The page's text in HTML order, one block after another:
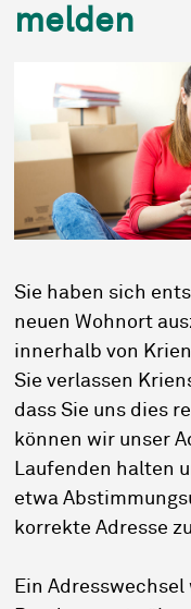
melden
Sie haben sich
neuen Wohnort
innerhalb von
Sie verlassen
dass Sie uns dies
können wir unser
Laufenden halten
etwa
korrekte Adresse
Ein